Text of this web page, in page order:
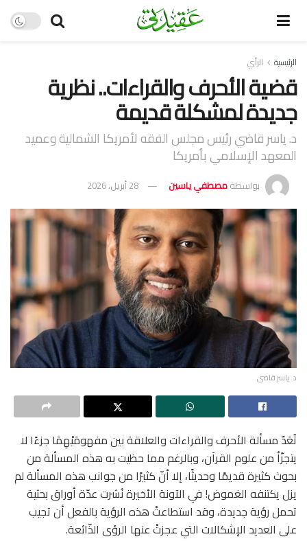
الرئيسية الرأي
قضية الأحرف والقراءات.. نظرية
جديدة لمشكلة قديمة
د. ياسر قاضي رئيس مجلس الفقه لأمريكا الشمالية وعميد
المعهد الإسلامي بأمريكا
بواسطةمصطفي ياسين 28 أبريل، 2026
د. ياسر قاضى
تُعَدّ مسألة الأحرف والقراءات والعلاقة بين مفهومَيْهِمَا جزءًا لا
يتجزّأ من علوم القرآن، وبالرغم مما حظيت به هذه المسألة من
بحوث كثيرة قديمًا وحديثًا، إلا أنّ كثيرًا من جوانب هذه المسألة لم
يزل يكتنفه الغموض! في الآونة الأخيرة نُشرت عدّة أوراق بحثية
تحمل رؤية جديدة، وقد استطاعتْ هذه الرؤية بالفعل أن تجيب
على العديد الإشكالات التي عجزتْ عنها الرؤى الذّائعة.